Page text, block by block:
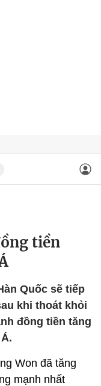
tiền
Quốc sẽ tiếp
khi thoát khỏi
đồng tiền tăng
Won đã tăng
mạnh nhất